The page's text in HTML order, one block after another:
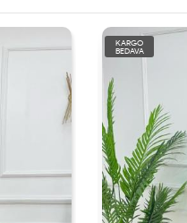
KARGO
BEDAVA